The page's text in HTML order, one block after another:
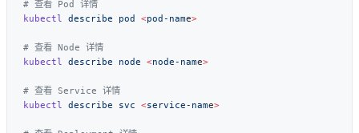
kubectl describe pod <pod-name
kubectl describe node <node-name
kubectl describe svc <service-name